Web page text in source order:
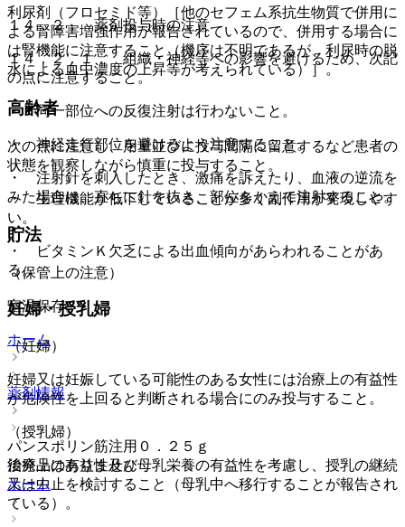
１４．２． 薬剤投与時の注意
１４．２．１． 組織・神経等への影響を避けるため、次記
の点に注意すること。
・ 同一部位への反復注射は行わないこと。
・ 神経走行部位を避けるよう注意すること。
・ 注射針を刺入したとき、激痛を訴えたり、血液の逆流を
みた場合は、直ちに針を抜き、部位をかえて注射すること。
貯法
（保管上の注意）
室温保存。
ホーム
薬剤情報
パンスポリン筋注用０．２５ｇ
後発品はありません
ホーム
利尿剤（フロセミド等）［他のセフェム系抗生物質で併用に
よる腎障害増強作用が報告されているので、併用する場合に
は腎機能に注意すること（機序は不明であるが、利尿時の脱
水による血中濃度の上昇等が考えられている）］。
高齢者
次の点に注意し、用量並びに投与間隔に留意するなど患者の
状態を観察しながら慎重に投与すること。
・ 生理機能が低下していることが多く副作用が発現しやす
い。
・ ビタミンＫ欠乏による出血傾向があらわれることがあ
る。
妊婦・授乳婦
（妊婦）
妊婦又は妊娠している可能性のある女性には治療上の有益性
が危険性を上回ると判断される場合にのみ投与すること。
（授乳婦）
治療上の有益性及び母乳栄養の有益性を考慮し、授乳の継続
又は中止を検討すること（母乳中へ移行することが報告され
ている）。